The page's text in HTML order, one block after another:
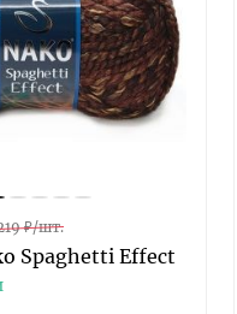
₽/шт.
Spaghetti Effect